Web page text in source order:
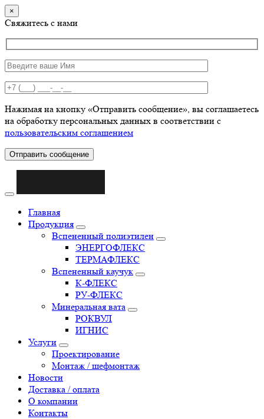
×
Свяжитесь с нами
Нажимая на кнопку «Отправить сообщение», вы соглашаетесь
на обработку персональных данных в соответствии с
пользовательским соглашением
Отправить сообщение
Главная
Продукция
Вспененный полиэтилен
ЭНЕРГОФЛЕКС
ТЕРМАФЛЕКС
Вспененный каучук
К-ФЛЕКС
РУ-ФЛЕКС
Минеральная вата
РОКВУЛ
ИГНИС
Услуги
Проектирование
Монтаж / шефмонтаж
Новости
Доставка / оплата
О компании
Контакты